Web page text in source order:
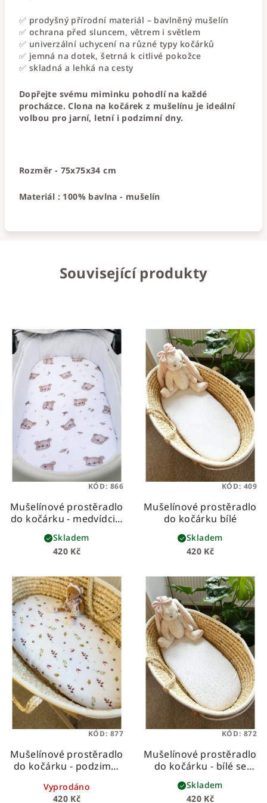
✅ prodyšný přírodní materiál – bavlněný mušelín
✅ ochrana před sluncem, větrem i světlem
✅ univerzální uchycení na různé typy kočárků
✅ jemná na dotek, šetrná k citlivé pokožce
✅ skladná a lehká na cesty
Dopřejte svému miminku pohodlí na každé
procházce. Clona na kočárek z mušelínu je ideální
volbou pro jarní, letní i podzimní dny.
Rozměr - 75x75x34 cm
Materiál : 100% bavlna - mušelín
Související produkty
Mušelínové prostěradlo
do kočárku - medvídci s
houbičkami
420 Kč
Skladem
KÓD: 866
Mušelínové prostěradlo
do kočárku bílé
420 Kč
Skladem
KÓD: 409
Mušelínové prostěradlo
do kočárku - podzimní
420 Kč
Vyprodáno
KÓD: 877
Mušelínové prostěradlo
do kočárku - bílé se
zlatými tečkami
420 Kč
Skladem
KÓD: 872